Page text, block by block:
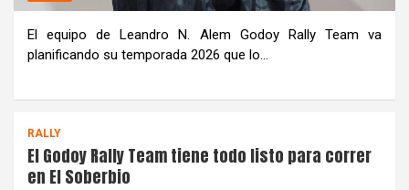
El equipo de Leandro N. Alem Godoy Rally Team va
planificando su temporada 2026 que lo…
RALLY
El Godoy Rally Team tiene todo listo para correr
en El Soberbio